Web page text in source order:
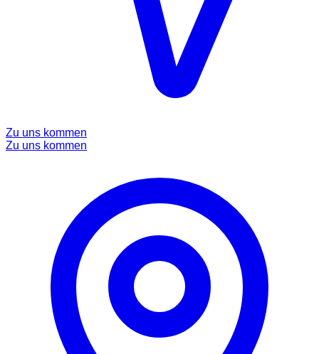
Zu uns kommen
Zu uns kommen